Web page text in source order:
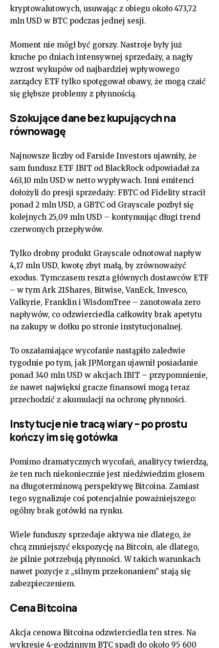
kryptowalutowych, usuwając z obiegu około 473,72
mln USD w BTC podczas jednej sesji.
Moment nie mógł być gorszy. Nastroje były już
kruche po dniach intensywnej sprzedaży, a nagły
wzrost wykupów od najbardziej wpływowego
zarządcy ETF tylko spotęgował obawy, że mogą czaić
się głębsze problemy z płynnością.
Szokujące dane bez kupujących na
równowagę
Najnowsze liczby od Farside Investors ujawniły, że
sam fundusz ETF IBIT od BlackRock odpowiadał za
463,10 mln USD w netto wypływach. Inni emitenci
dołożyli do presji sprzedaży: FBTC od Fidelity stracił
ponad 2 mln USD, a GBTC od Grayscale pozbył się
kolejnych 25,09 mln USD – kontynuując długi trend
czerwonych przepływów.
Tylko drobny produkt Grayscale odnotował napływ
4,17 mln USD, kwotę zbyt małą, by zrównoważyć
exodus. Tymczasem reszta głównych dostawców ETF
– w tym Ark 21Shares, Bitwise, VanEck, Invesco,
Valkyrie, Franklin i WisdomTree – zanotowała zero
napływów, co odzwierciedla całkowity brak apetytu
na zakupy w dołku po stronie instytucjonalnej.
To oszałamiające wycofanie nastąpiło zaledwie
tygodnie po tym, jak JPMorgan ujawnił posiadanie
ponad 340 mln USD w akcjach IBIT – przypomnienie,
że nawet najwięksi gracze finansowi mogą teraz
przechodzić z akumulacji na ochronę płynności.
Instytucje nie tracą wiary – po prostu
kończy im się gotówka
Pomimo dramatycznych wycofań, analitycy twierdzą,
że ten ruch niekoniecznie jest niedźwiedzim głosem
na długoterminową perspektywę Bitcoina. Zamiast
tego sygnalizuje coś potencjalnie poważniejszego:
ogólny brak gotówki na rynku.
Wiele funduszy sprzedaje aktywa nie dlatego, że
chcą zmniejszyć ekspozycję na Bitcoin, ale dlatego,
że pilnie potrzebują płynności. W takich warunkach
nawet pozycje z „silnym przekonaniem” stają się
zabezpieczeniem.
Cena Bitcoina
Akcja cenowa Bitcoina odzwierciedla ten stres. Na
wykresie 4-godzinnym BTC spadł do około 95 600